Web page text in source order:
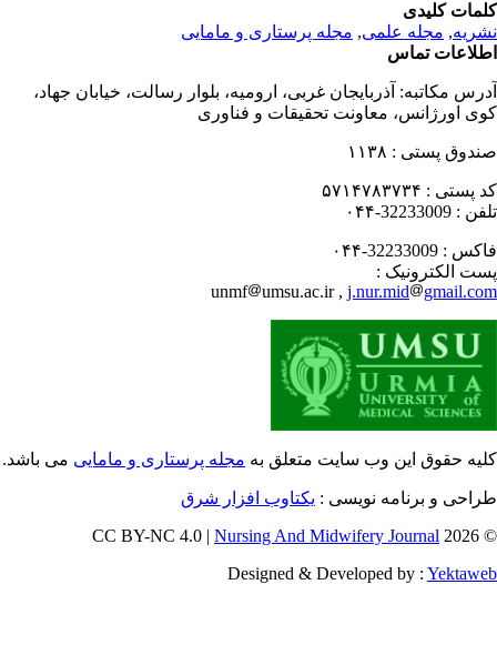
کلیدی
,مجله علمی, مجله پرستاری و مامایی
تماس
مکاتبه:آذربایجان غربی، ارومیه، بلوار رسالت، خیابان جهاد،
اورژانس، معاونت تحقیقات و فناوری
پستی : ۱۱۳۸
پستی : ۵۷۱۴۷۸۳۷۳۴
: 32233009-۰۴۴
: 32233009-۰۴۴
الکترونیک :
unmf
umsu.ac.ir ,j.nur.mid
حقوق این وب سایت متعلق بهمجله پرستاری و ماماییمی باشد.
و برنامه نویسی : یکتاوب افزار شرق
©
Nursing And Midwifery Journal
Designed & Developed by :